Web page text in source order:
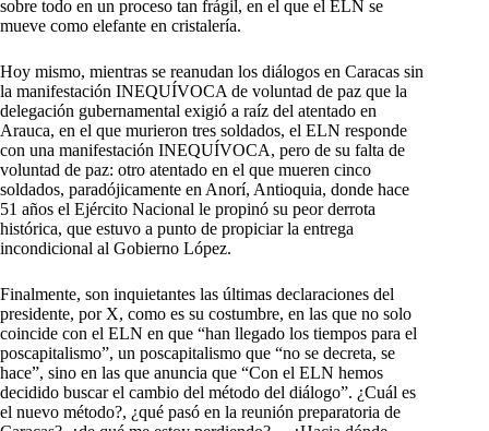
sobre todo en un proceso tan frágil, en el que el ELN se
mueve como elefante en cristalería.
Hoy mismo, mientras se reanudan los diálogos en Caracas sin
la manifestación INEQUÍVOCA de voluntad de paz que la
delegación gubernamental exigió a raíz del atentado en
Arauca, en el que murieron tres soldados, el ELN responde
con una manifestación INEQUÍVOCA, pero de su falta de
voluntad de paz: otro atentado en el que mueren cinco
soldados, paradójicamente en Anorí, Antioquia, donde hace
51 años el Ejército Nacional le propinó su peor derrota
histórica, que estuvo a punto de propiciar la entrega
incondicional al Gobierno López.
Finalmente, son inquietantes las últimas declaraciones del
presidente, por X, como es su costumbre, en las que no solo
coincide con el ELN en que “han llegado los tiempos para el
poscapitalismo”, un poscapitalismo que “no se decreta, se
hace”, sino en las que anuncia que “Con el ELN hemos
decidido buscar el cambio del método del diálogo”. ¿Cuál es
el nuevo método?, ¿qué pasó en la reunión preparatoria de